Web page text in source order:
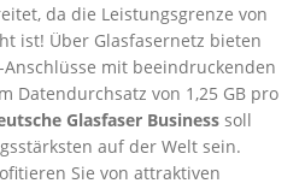
da die Leistungsgrenze von
ist! Über Glasfasernetz bieten
mit beeindruckenden
Datendurchsatz von 1,25 GB pro
Glasfaser Business soll
auf der Welt sein.
Sie von attraktiven